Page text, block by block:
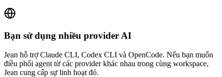
Bạn sử dụng nhiều provider AI
Jean hỗ trợ Claude CLI, Codex CLI và OpenCode. Nếu bạn muốn
điều phối agent từ các provider khác nhau trong cùng workspace,
Jean cung cấp sự linh hoạt đó.